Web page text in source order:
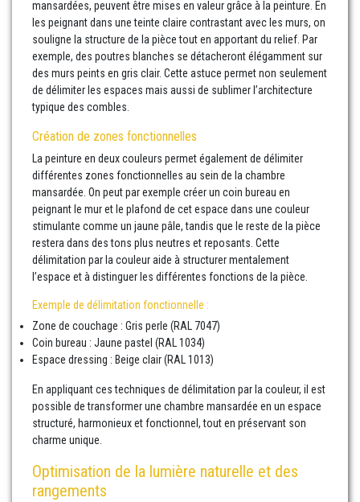
mansardées, peuvent être mises en valeur grâce à la peinture. En
les peignant dans une teinte claire contrastant avec les murs, on
souligne la structure de la pièce tout en apportant du relief. Par
exemple, des poutres blanches se détacheront élégamment sur
des murs peints en gris clair. Cette astuce permet non seulement
de délimiter les espaces mais aussi de sublimer l’architecture
typique des combles.
Création de zones fonctionnelles
La peinture en deux couleurs permet également de délimiter
différentes zones fonctionnelles au sein de la chambre
mansardée. On peut par exemple créer un coin bureau en
peignant le mur et le plafond de cet espace dans une couleur
stimulante comme un jaune pâle, tandis que le reste de la pièce
restera dans des tons plus neutres et reposants. Cette
délimitation par la couleur aide à structurer mentalement
l’espace et à distinguer les différentes fonctions de la pièce.
Exemple de délimitation fonctionnelle :
Zone de couchage : Gris perle (RAL 7047)
Coin bureau : Jaune pastel (RAL 1034)
Espace dressing : Beige clair (RAL 1013)
En appliquant ces techniques de délimitation par la couleur, il est
possible de transformer une chambre mansardée en un espace
structuré, harmonieux et fonctionnel, tout en préservant son
charme unique.
Optimisation de la lumière naturelle et des
rangements